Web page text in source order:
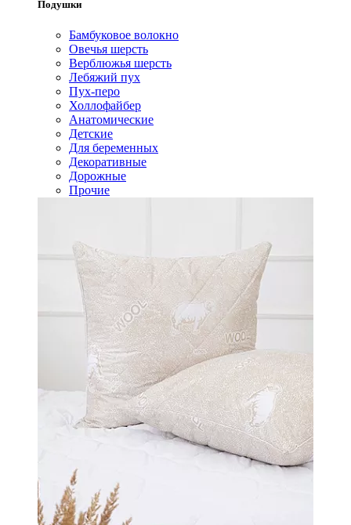
Подушки
Бамбуковое волокно
Овечья шерсть
Верблюжья шерсть
Лебяжий пух
Пух-перо
Холлофайбер
Анатомические
Детские
Для беременных
Декоративные
Дорожные
Прочие